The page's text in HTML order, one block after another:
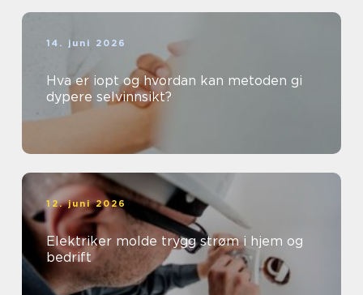
14. juni 2026
Hva er iopt og hvordan kan metoden gi
dypere selvinnsikt?
12. juni 2026
Elektriker molde trygg strøm i hjem og
bedrift